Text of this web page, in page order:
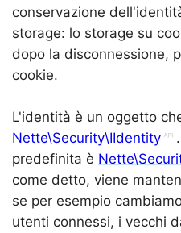
conservazione
storage: lo storage su
dopo la disconnessione,
cookie.
L'identità è un oggetto
Nette\Security\IIdentity
predefinita è
come detto, viene
se per esempio
utenti connessi, i vecchi